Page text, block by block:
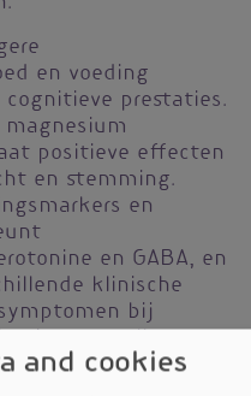
en voeding
prestaties.
positieve effecten
en stemming.
en
en GABA, en
klinische
bij
achteruitgang, al
and cookies